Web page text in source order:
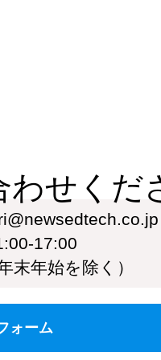
わせくだ
17:00
末年始を除く）
ォーム